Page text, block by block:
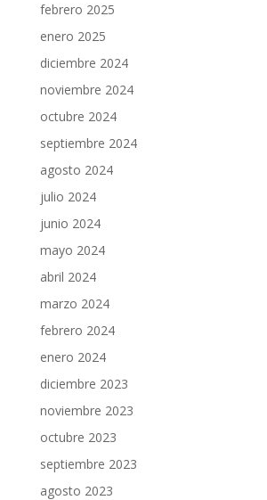
febrero 2025
enero 2025
diciembre 2024
noviembre 2024
octubre 2024
septiembre 2024
agosto 2024
julio 2024
junio 2024
mayo 2024
abril 2024
marzo 2024
febrero 2024
enero 2024
diciembre 2023
noviembre 2023
octubre 2023
septiembre 2023
agosto 2023